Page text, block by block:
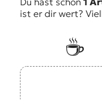
ist er dir wert?
☕️